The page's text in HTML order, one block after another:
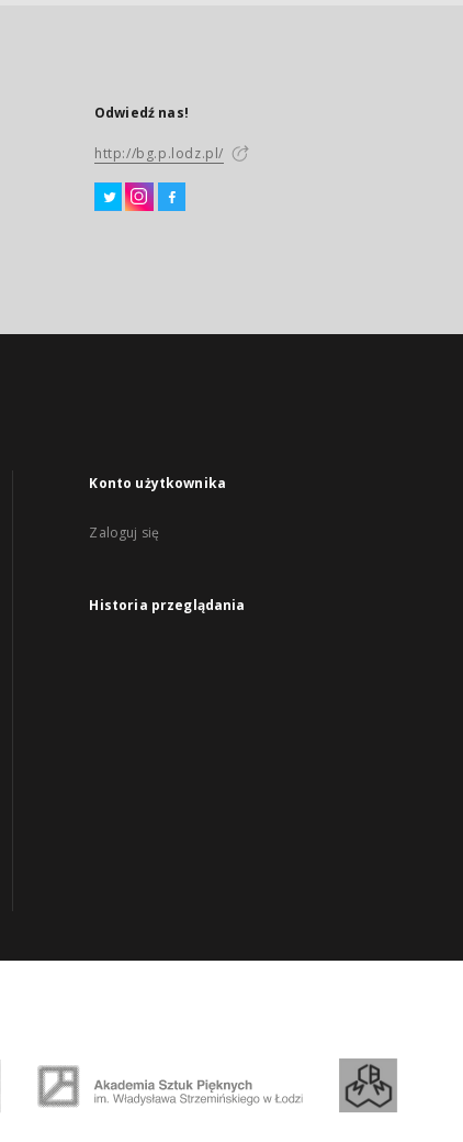
Odwiedź nas!
http://bg.p.lodz.pl/
Konto użytkownika
Zaloguj się
Historia przeglądania